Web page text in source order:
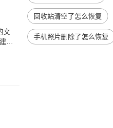
文
文
回收站清空了怎么恢复
手机照片删除了怎么恢复